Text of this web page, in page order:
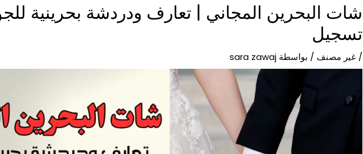
شات البحرين المجاني | تعارف ودردشة بحرينية
تسجيل
/غير مصنف / بواسطة sara zawaj